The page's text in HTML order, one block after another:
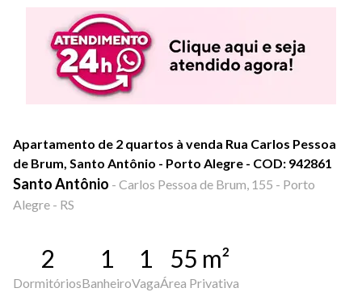
Apartamento de 2 quartos à venda Rua Carlos Pessoa
de Brum, Santo Antônio - Porto Alegre - COD: 942861
Santo Antônio - Carlos Pessoa de Brum, 155 - Porto
Alegre - RS
2
Dormitórios
1
Banheiro
1
Vaga
55 m²
Área Privativa